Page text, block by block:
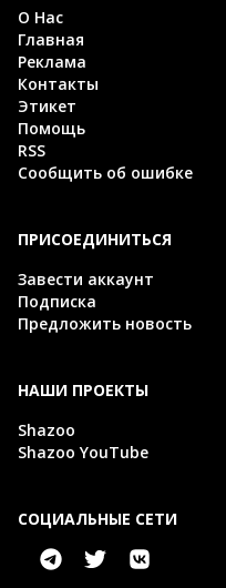
О Нас
Главная
Реклама
Контакты
Этикет
Помощь
RSS
Сообщить об ошибке
ПРИСОЕДИНИТЬСЯ
Завести аккаунт
Подписка
Предложить новость
НАШИ ПРОЕКТЫ
Shazoo
Shazoo YouTube
СОЦИАЛЬНЫЕ СЕТИ